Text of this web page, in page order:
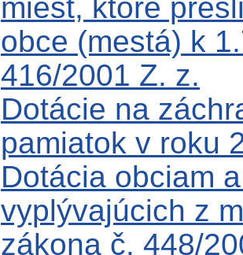
miest, ktoré
obce (mestá) k
416/2001 Z. z.
Dotácie na
pamiatok v roku
Dotácia obciam
vyplývajúcich z
zákona č. 448/